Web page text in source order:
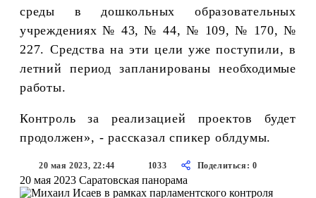
среды в дошкольных образовательных
учреждениях № 43, № 44, № 109, № 170, №
227. Средства на эти цели уже поступили, в
летний период запланированы необходимые
работы.
Контроль за реализацией проектов будет
продолжен», - рассказал спикер облдумы.
20 мая 2023, 22:44 1033 Поделиться: 0
20 мая 2023 Саратовская панорама